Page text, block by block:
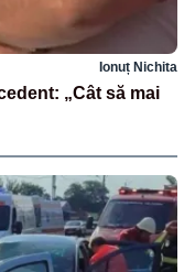
Ionuț Nichita
„Cât să mai